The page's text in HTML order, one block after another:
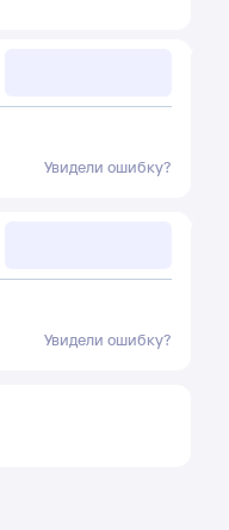
Увидели ошибку?
Увидели ошибку?